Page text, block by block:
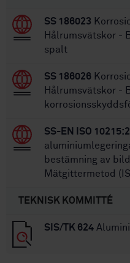
SS 186023
Hålrumsvätskor -
spalt
SS 186026
Hålrumsvätskor -
SS-EN ISO
bestämning av
Mätgittermetod
TEKNISK KOMMITTÉ
SIS/TK 624